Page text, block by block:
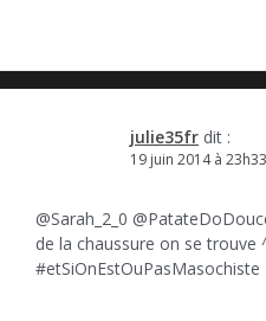
julie35fr dit :
19 juin 2014 à 23h33
@Sarah_2_0
de la chaussure on se trouve
#etSiOnEstOuPasMasochiste